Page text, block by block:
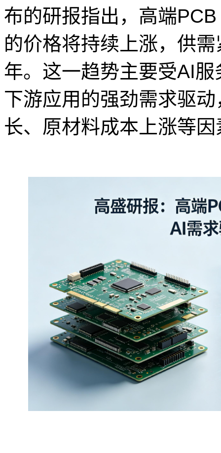
布的研报指出，高端
的价格将持续上涨，供
年。这一趋势主要受AI
下游应用的强劲需求驱
长、原材料成本上涨等